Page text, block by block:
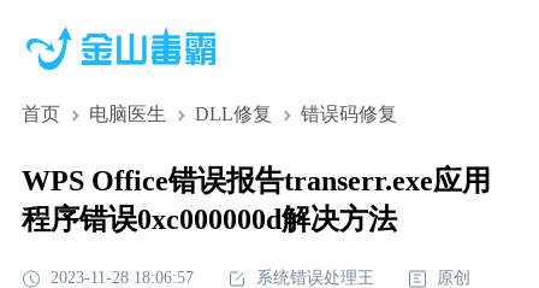
首页 电脑医生 DLL修复 错误码修复
WPS Office错误报告transerr.exe应用
程序错误0xc000000d解决方法
2023-11-28 18:06:57 系统错误处理王 原创